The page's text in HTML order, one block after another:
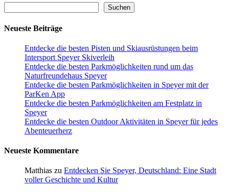
Suchen
Neueste Beiträge
Entdecke die besten Pisten und Skiausrüstungen beim
Intersport Speyer Skiverleih
Entdecke die besten Parkmöglichkeiten rund um das
Naturfreundehaus Speyer
Entdecke die besten Parkmöglichkeiten in Speyer mit der
ParKen App
Entdecke die besten Parkmöglichkeiten am Festplatz in
Speyer
Entdecke die besten Outdoor Aktivitäten in Speyer für jedes
Abenteuerherz
Neueste Kommentare
Matthias zu Entdecken Sie Speyer, Deutschland: Eine Stadt
voller Geschichte und Kultur